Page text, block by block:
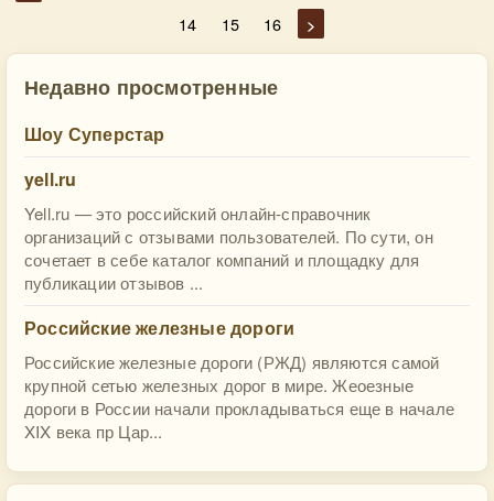
14
15 16 >
Недавно просмотренные
Шоу Суперстар
yell.ru
Yell.ru — это российский онлайн-справочник
организаций с отзывами пользователей. По сути, он
сочетает в себе каталог компаний и площадку для
публикации отзывов ...
Российские железные дороги
Российские железные дороги (РЖД) являются самой
крупной сетью железных дорог в мире. Жеоезные
дороги в России начали прокладываться еще в начале
XIX века пр Цар...